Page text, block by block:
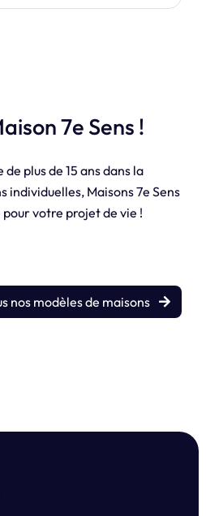
7e Sens !
plus de 15 ans dans la
individuelles, Maisons 7e Sens
votre projet de vie !
nos modèles de maisons